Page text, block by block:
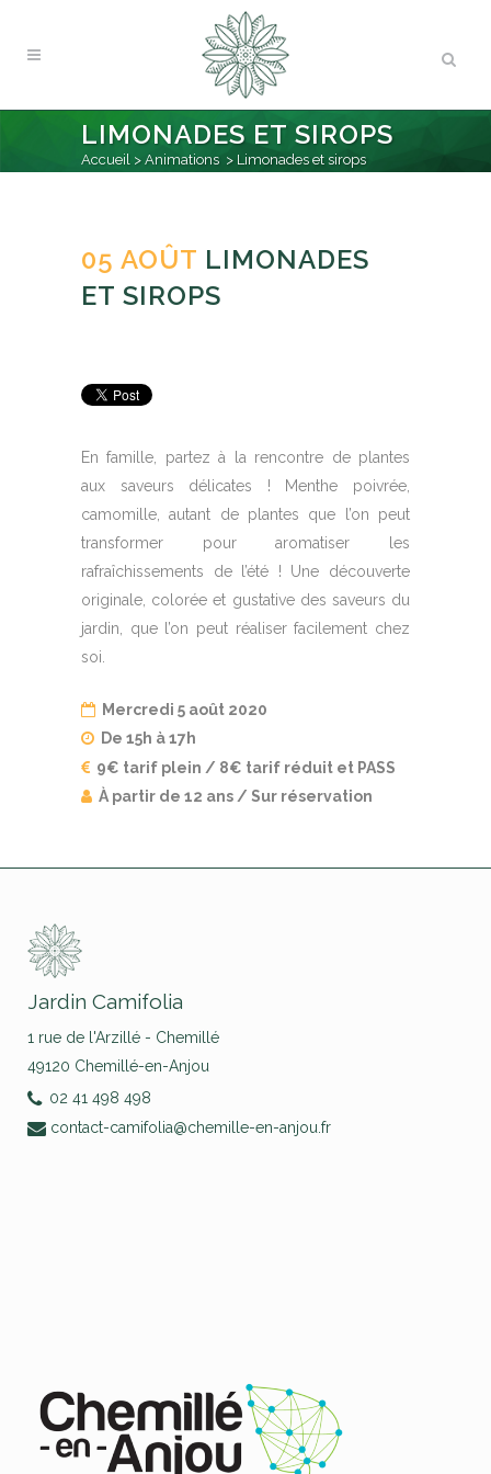
LIMONADES ET SIROPS
Accueil > Animations > Limonades et sirops
05 AOÛT LIMONADES
ET SIROPS
En famille, partez à la rencontre de plantes
aux saveurs délicates ! Menthe poivrée,
camomille, autant de plantes que l’on peut
transformer pour aromatiser les
rafraîchissements de l’été ! Une découverte
originale, colorée et gustative des saveurs du
jardin, que l’on peut réaliser facilement chez
soi.
Mercredi 5 août 2020
De 15h à 17h
9€ tarif plein / 8€ tarif réduit et PASS
À partir de 12 ans / Sur réservation
Jardin Camifolia
1 rue de l'Arzillé - Chemillé
49120 Chemillé-en-Anjou
02 41 498 498
contact-camifolia@chemille-en-anjou.fr